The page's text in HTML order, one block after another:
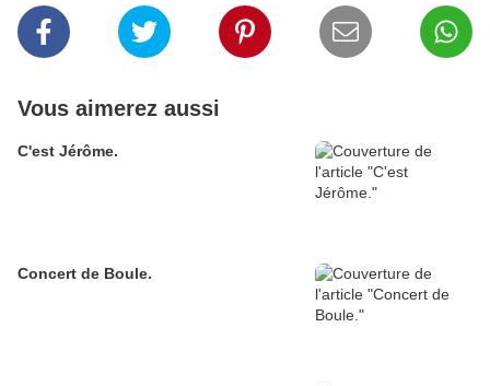
Vous aimerez aussi
C'est Jérôme.
Concert de Boule.